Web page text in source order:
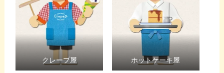
クレープ屋 ホットケーキ屋